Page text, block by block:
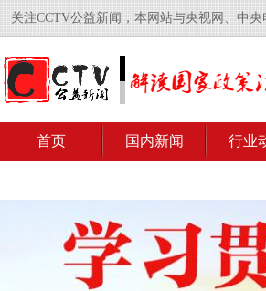
关注CCTV公益新闻，本网站与央视网、中央
首页 国内新闻 行业